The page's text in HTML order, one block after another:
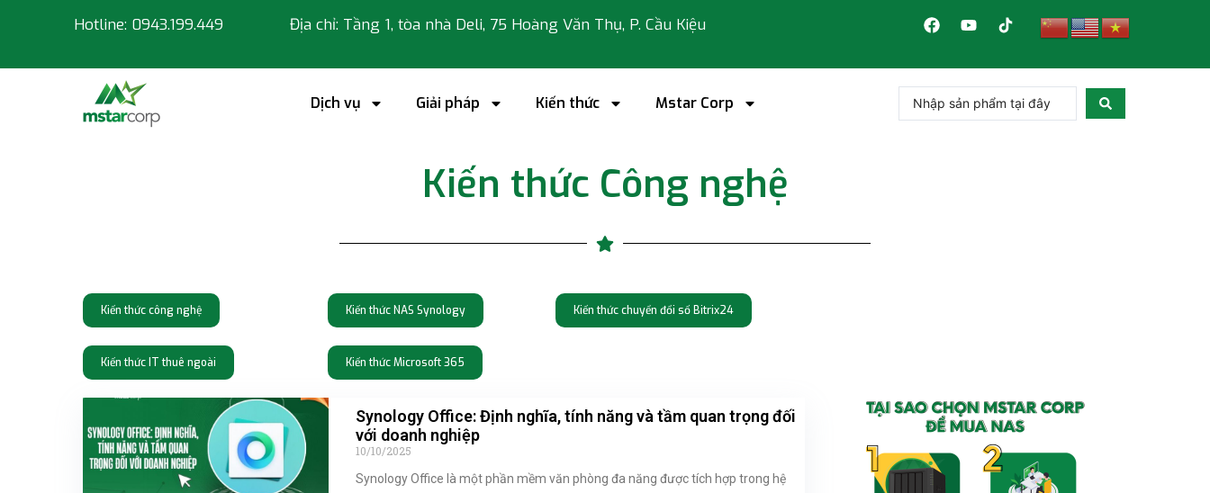
Hotline: 0943.199.449 Địa chỉ: Tầng 1, tòa nhà Deli, 75 Hoàng Văn Thụ, P. Cầu Kiệu
Dịch vụ Giải pháp Kiến thức Mstar Corp
Kiến thức Công nghệ
Kiến thức công nghệ
Kiến thức IT thuê ngoài
Kiến thức NAS Synology
Kiến thức Microsoft 365
Kiến thức chuyển đổi số Bitrix24
Synology Office: Định nghĩa, tính năng và tầm quan trọng đối
với doanh nghiệp
10/10/2025
Synology Office là một phần mềm văn phòng đa năng được tích hợp trong hệ